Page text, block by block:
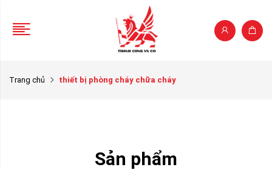
Trang chủ thiết bị phòng cháy chữa cháy
Sản phẩm